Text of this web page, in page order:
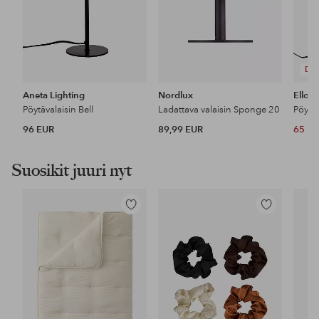
Aneta Lighting
Pöytävalaisin Bell
96 EUR
Nordlux
Ladattava valaisin Sponge 20
89,99 EUR
Ellos
65
Suosikit juuri nyt
Lisää
Lisää